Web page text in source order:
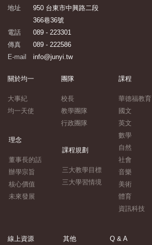
地址
950 台東市中興路二段
366巷36號
電話
089 - 223301
傳真
089 - 222586
E-mail
info@junyi.tw
關於均一
大事紀
均一天使
理念
董事長的話
辦學宗旨
核心價值
未來發展
團隊
校長
教學團隊
行政團隊
課程規劃
三大教學目標
三大學習情境
課程
華德福教育
國文
英文
數學
自然
社會
音樂
美術
體育
資訊科技
線上資源 其他 Q & A